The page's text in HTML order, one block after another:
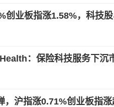
创业板指涨1.58%，科技
：保险科技服务下沉
，沪指涨0.71%创业板指